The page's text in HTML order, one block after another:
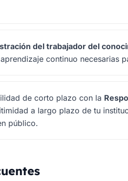
del trabajador del
continuo necesarias
de corto plazo con la
a largo plazo de tu
público.